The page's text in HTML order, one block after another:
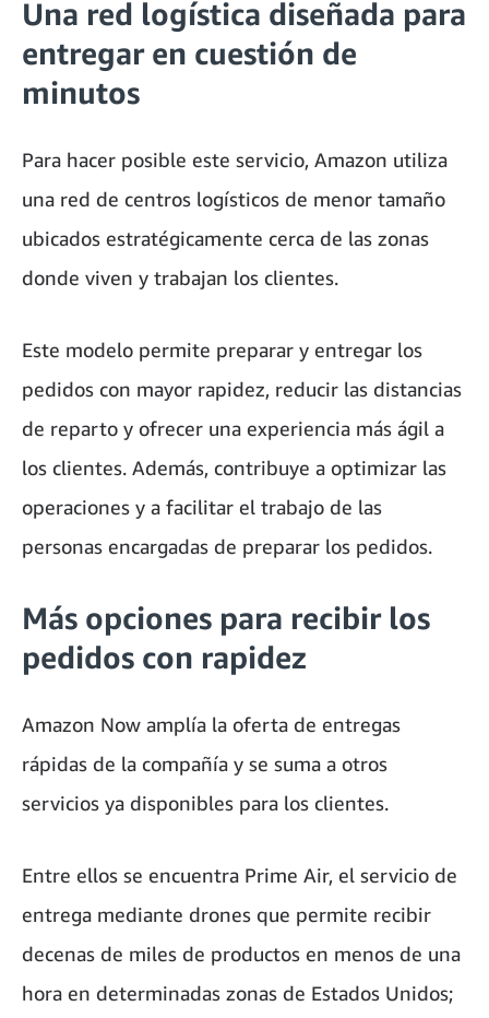
Una red logística diseñada para
entregar en cuestión de
minutos
Para hacer posible este servicio, Amazon utiliza
una red de centros logísticos de menor tamaño
ubicados estratégicamente cerca de las zonas
donde viven y trabajan los clientes.
Este modelo permite preparar y entregar los
pedidos con mayor rapidez, reducir las distancias
de reparto y ofrecer una experiencia más ágil a
los clientes. Además, contribuye a optimizar las
operaciones y a facilitar el trabajo de las
personas encargadas de preparar los pedidos.
Más opciones para recibir los
pedidos con rapidez
Amazon Now amplía la oferta de entregas
rápidas de la compañía y se suma a otros
servicios ya disponibles para los clientes.
Entre ellos se encuentra Prime Air, el servicio de
entrega mediante drones que permite recibir
decenas de miles de productos en menos de una
hora en determinadas zonas de Estados Unidos;